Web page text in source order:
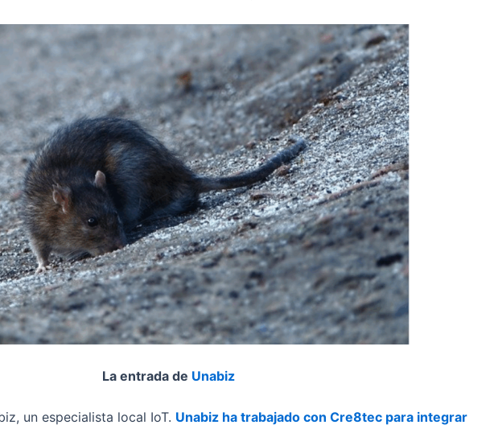
La entrada de Unabiz
un especialista local IoT. Unabiz ha trabajado con Cre8tec para integrar